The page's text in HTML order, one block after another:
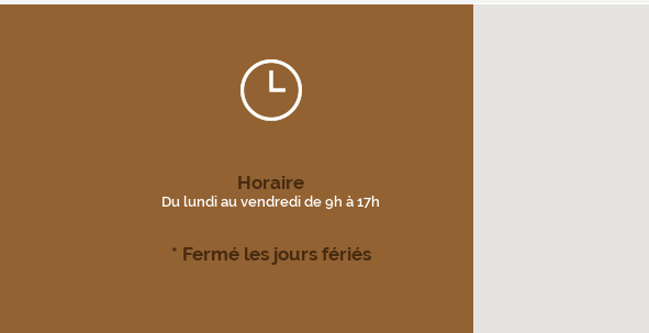
Horaire
Du lundi au vendredi de 9h à 17h
* Fermé les jours fériés